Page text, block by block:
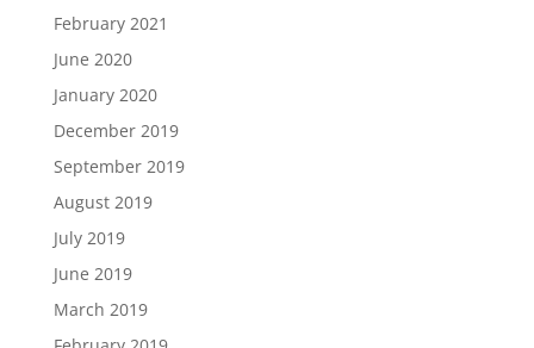
February 2021
June 2020
January 2020
December 2019
September 2019
August 2019
July 2019
June 2019
March 2019